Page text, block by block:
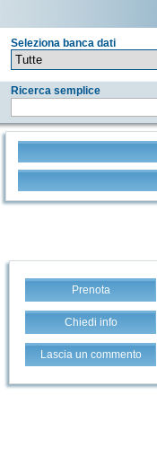
Seleziona banca dati
Ricerca semplice
Prenota
Chiedi info
Lascia un commento